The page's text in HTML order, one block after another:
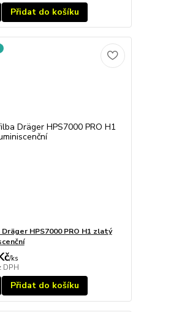
Přidat do košíku
HPS7000 PRO H1 zlatý
/ks
DPH
Přidat do košíku